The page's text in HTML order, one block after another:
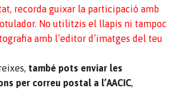
recorda guixar la participació amb
No utilitzis el llapis ni tampoc
amb l’editor d’imatges del teu
també pots enviar les
per correu postal a l’AACIC,